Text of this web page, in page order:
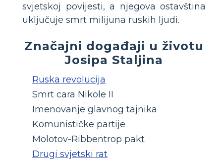
svjetskoj povijesti, a njegova ostavština
uključuje smrt milijuna ruskih ljudi.
Značajni događaji u životu
Josipa Staljina
Ruska revolucija
Smrt cara Nikole II
Imenovanje glavnog tajnika
Komunističke partije
Molotov-Ribbentrop pakt
Drugi svjetski rat